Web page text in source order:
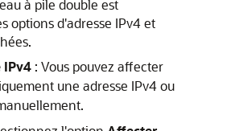
à pile double est
options d'adresse IPv4 et
IPv4 : Vous pouvez affecter
une adresse IPv4 ou